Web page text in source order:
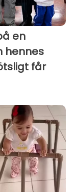
en
hennes
får